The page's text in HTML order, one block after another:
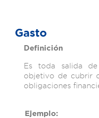
Gasto
Definición
Es toda salida
objetivo de cubrir
obligaciones
Ejemplo: